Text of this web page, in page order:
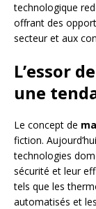
technologique
offrant des
secteur et aux
L’essor
une
Le concept de
fiction.
technologies
sécurité et leur
tels que les
automatisés et